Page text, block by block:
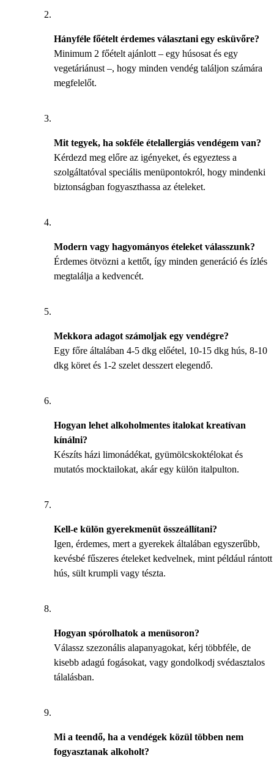
Hányféle főételt érdemes választani egy esküvőre?
Minimum 2 főételt ajánlott – egy húsosat és egy
vegetáriánust –, hogy minden vendég találjon számára
megfelelőt.
Mit tegyek, ha sokféle ételallergiás vendégem van?
Kérdezd meg előre az igényeket, és egyeztess a
szolgáltatóval speciális menüpontokról, hogy mindenki
biztonságban fogyaszthassa az ételeket.
Modern vagy hagyományos ételeket válasszunk?
Érdemes ötvözni a kettőt, így minden generáció és ízlés
megtalálja a kedvencét.
Mekkora adagot számoljak egy vendégre?
Egy főre általában 4-5 dkg előétel, 10-15 dkg hús, 8-10
dkg köret és 1-2 szelet desszert elegendő.
Hogyan lehet alkoholmentes italokat kreatívan
kínálni?
Készíts házi limonádékat, gyümölcskoktélokat és
mutatós mocktailokat, akár egy külön italpulton.
Kell-e külön gyerekmenüt összeállítani?
Igen, érdemes, mert a gyerekek általában egyszerűbb,
kevésbé fűszeres ételeket kedvelnek, mint például rántott
hús, sült krumpli vagy tészta.
Hogyan spórolhatok a menüsoron?
Válassz szezonális alapanyagokat, kérj többféle, de
kisebb adagú fogásokat, vagy gondolkodj svédasztalos
tálalásban.
Mi a teendő, ha a vendégek közül többen nem
fogyasztanak alkoholt?